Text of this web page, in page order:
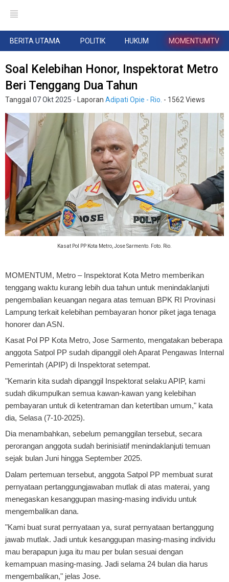
BERITA UTAMA POLITIK HUKUM MOMENTUMTV
Soal Kelebihan Honor, Inspektorat Metro
Beri Tenggang Dua Tahun
Tanggal 07 Okt 2025 - Laporan Adipati Opie - Rio. - 1562 Views
Kasat Pol PP Kota Metro, Jose Sarmento. Foto. Rio.
MOMENTUM, Metro –Inspektorat Kota Metro memberikan
tenggang waktu kurang lebih dua tahun untuk menindaklanjuti
pengembalian keuangan negara atas temuan BPK RI Provinasi
Lampung terkait kelebihan pembayaran honor piket jaga tenaga
honorer dan ASN.
Kasat Pol PP Kota Metro, Jose Sarmento, mengatakan beberapa
anggota Satpol PP sudah dipanggil oleh Aparat Pengawas Internal
Pemerintah (APIP) di Inspektorat setempat.
"Kemarin kita sudah dipanggil Inspektorat selaku APIP, kami
sudah dikumpulkan semua kawan-kawan yang kelebihan
pembayaran untuk di ketentraman dan ketertiban umum," kata
dia, Selasa (7-10-2025).
Dia menambahkan, sebelum pemanggilan tersebut, secara
perorangan anggota sudah berinisiatif menindaklanjuti temuan
sejak bulan Juni hingga September 2025.
Dalam pertemuan tersebut, anggota Satpol PP membuat surat
pernyataan pertanggungjawaban mutlak di atas materai, yang
menegaskan kesanggupan masing-masing individu untuk
mengembalikan dana.
"Kami buat surat pernyataan ya, surat pernyataan bertanggung
jawab mutlak. Jadi untuk kesanggupan masing-masing individu
mau berapapun juga itu mau per bulan sesuai dengan
kemampuan masing-masing. Jadi selama 24 bulan dia harus
mengembalikan," jelas Jose.